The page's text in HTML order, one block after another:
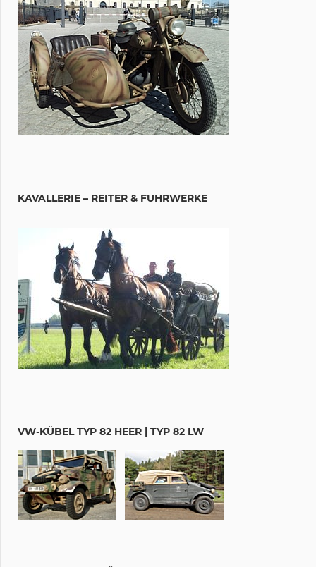
KAVALLERIE – REITER & FUHRWERKE
VW-KÜBEL TYP 82 HEER | TYP 82 LW